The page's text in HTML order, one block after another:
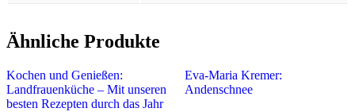
Ähnliche Produkte
Kochen und Genießen:
Landfrauenküche – Mit unseren
besten Rezepten durch das Jahr
Eva-Maria Kremer:
Andenschnee